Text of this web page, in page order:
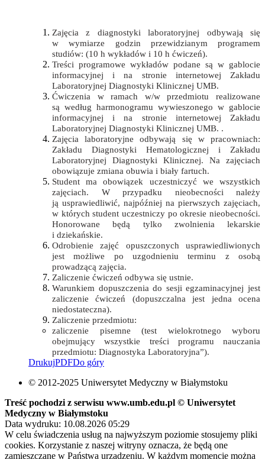
Zajęcia z diagnostyki laboratoryjnej odbywają się
w wymiarze godzin przewidzianym programem
studiów: (10 h wykładów i 10 h ćwiczeń).
Treści programowe wykładów podane są w gablocie
informacyjnej i na stronie internetowej Zakładu
Laboratoryjnej Diagnostyki Klinicznej UMB.
Ćwiczenia w ramach w/w przedmiotu realizowane
są według harmonogramu wywieszonego w gablocie
informacyjnej i na stronie internetowej Zakładu
Laboratoryjnej Diagnostyki Klinicznej UMB. .
Zajęcia laboratoryjne odbywają się w pracowniach:
Zakładu Diagnostyki Hematologicznej i Zakładu
Laboratoryjnej Diagnostyki Klinicznej. Na zajęciach
obowiązuje zmiana obuwia i biały fartuch.
Student ma obowiązek uczestniczyć we wszystkich
zajęciach. W przypadku nieobecności należy
ją usprawiedliwić, najpóźniej na pierwszych zajęciach,
w których student uczestniczy po okresie nieobecności.
Honorowane będą tylko zwolnienia lekarskie
i dziekańskie.
Odrobienie zajęć opuszczonych usprawiedliwionych
jest możliwe po uzgodnieniu terminu z osobą
prowadzącą zajęcia.
Zaliczenie ćwiczeń odbywa się ustnie.
Warunkiem dopuszczenia do sesji egzaminacyjnej jest
zaliczenie ćwiczeń (dopuszczalna jest jedna ocena
niedostateczna).
Zaliczenie przedmiotu:
zaliczenie pisemne (test wielokrotnego wyboru
obejmujący wszystkie treści programu nauczania
przedmiotu: Diagnostyka Laboratoryjna”).
DrukujPDFDo góry
© 2012-2025 Uniwersytet Medyczny w Białymstoku
Treść pochodzi z serwisu www.umb.edu.pl © Uniwersytet
Medyczny w Białymstoku
Data wydruku: 10.08.2026 05:29
W celu świadczenia usług na najwyższym poziomie stosujemy pliki
cookies. Korzystanie z naszej witryny oznacza, że będą one
zamieszczane w Państwa urządzeniu. W każdym momencie można